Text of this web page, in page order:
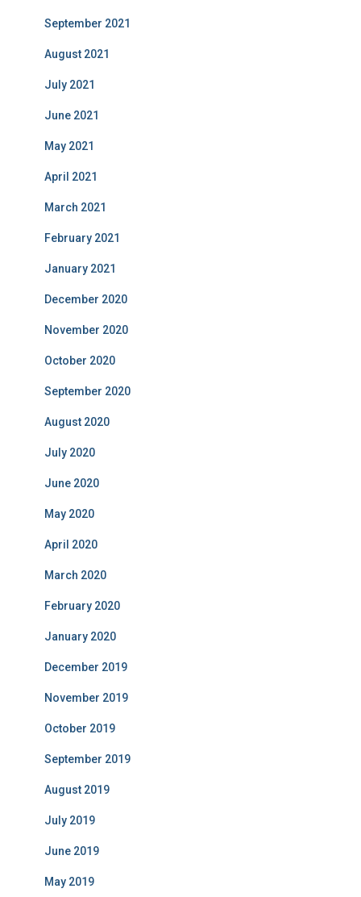
September 2021
August 2021
July 2021
June 2021
May 2021
April 2021
March 2021
February 2021
January 2021
December 2020
November 2020
October 2020
September 2020
August 2020
July 2020
June 2020
May 2020
April 2020
March 2020
February 2020
January 2020
December 2019
November 2019
October 2019
September 2019
August 2019
July 2019
June 2019
May 2019